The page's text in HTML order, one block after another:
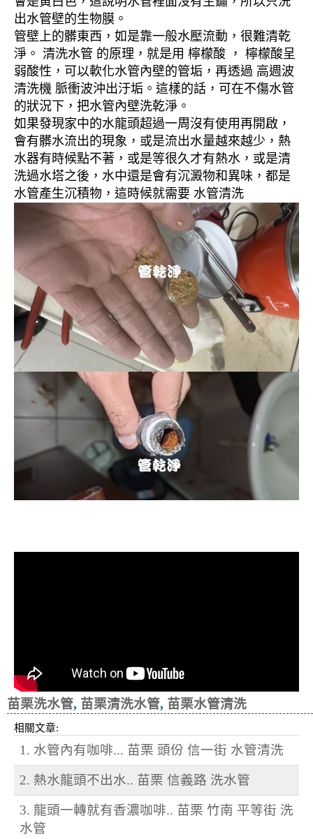
出水管壁的生物膜。
管壁上的髒東西，如是靠一般水壓流動，很難清乾
淨。 清洗水管 的原理，就是用 檸檬酸 ， 檸檬酸呈
弱酸性，可以軟化水管內壁的管垢，再透過 高週波
清洗機 脈衝波沖出汙垢。這樣的話，可在不傷水管
的狀況下，把水管內壁洗乾淨。
如果發現家中的水龍頭超過一周沒有使用再開啟，
會有髒水流出的現象，或是流出水量越來越少，熱
水器有時候點不著，或是等很久才有熱水，或是清
洗過水塔之後，水中還是會有沉澱物和異味，都是
水管產生沉積物，這時候就需要 水管清洗
苗栗洗水管, 苗栗清洗水管, 苗栗水管清洗
相關文章:
1. 水管內有咖啡... 苗栗 頭份 信一街 水管清洗
2. 熱水龍頭不出水.. 苗栗 信義路 洗水管
3. 龍頭一轉就有香濃咖啡.. 苗栗 竹南 平等街 洗
水管